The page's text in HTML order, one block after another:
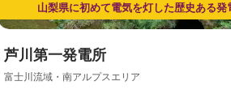
山梨県に初めて電気を灯した歴史ある発
芦川第一発電所
富士川流域・南アルプスエリア